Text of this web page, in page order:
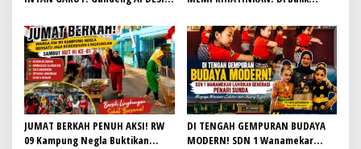
Demi Wujudkan Akses Air Bersih
untuk Masyarakat
Lapangan Hoki Rusak, Masjid Tak
Lagi Mampu Tampung Jamaah,
Penjualan Seragam Ikut Jadi
Sorotan
JUMAT BERKAH PENUH AKSI! RW
09 Kampung Negla Buktikan
DI TENGAH GEMPURAN BUDAYA
MODERN! SDN 1 Wanamekar